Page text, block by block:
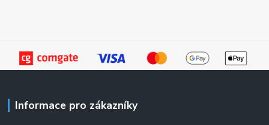
Informace pro zákazníky